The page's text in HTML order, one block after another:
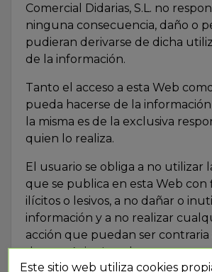
Comercial Didarias, S.L. no
ninguna consecuencia, daño o
pudieran derivarse de dicha
de la información.
Tanto el acceso a esta Web
pueda hacerse de la
la misma es de la exclusiva
quien lo realiza.
El usuario se obliga a no utilizar
que se publica en esta Web con
ilícitos o lesivos, a no dañar o
información y a no realizar
acción que puedan ser
de este Aviso Legal.
Este sitio web utiliza cookies